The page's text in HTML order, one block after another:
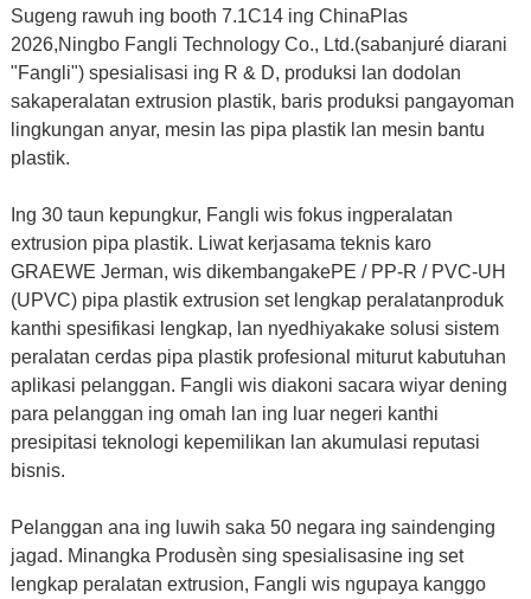
Sugeng rawuh ing booth 7.1C14 ing ChinaPlas
2026,Ningbo Fangli Technology Co., Ltd.(sabanjuré diarani
"Fangli") spesialisasi ing R & D, produksi lan dodolan
sakaperalatan extrusion plastik, baris produksi pangayoman
lingkungan anyar, mesin las pipa plastik lan mesin bantu
plastik.
Ing 30 taun kepungkur, Fangli wis fokus ingperalatan
extrusion pipa plastik. Liwat kerjasama teknis karo
GRAEWE Jerman, wis dikembangakePE / PP-R / PVC-UH
(UPVC) pipa plastik extrusion set lengkap peralatanproduk
kanthi spesifikasi lengkap, lan nyedhiyakake solusi sistem
peralatan cerdas pipa plastik profesional miturut kabutuhan
aplikasi pelanggan. Fangli wis diakoni sacara wiyar dening
para pelanggan ing omah lan ing luar negeri kanthi
presipitasi teknologi kepemilikan lan akumulasi reputasi
bisnis.
Pelanggan ana ing luwih saka 50 negara ing saindenging
jagad. Minangka Produsèn sing spesialisasine ing set
lengkap peralatan extrusion, Fangli wis ngupaya kanggo